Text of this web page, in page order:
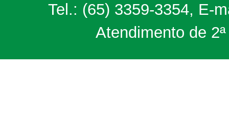
Tel.: (65) 3359-3354, E-
Atendimento de